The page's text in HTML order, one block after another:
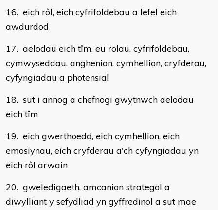
16. eich rôl, eich cyfrifoldebau a lefel eich
awdurdod
17. aelodau eich tîm, eu rolau, cyfrifoldebau,
cymwyseddau, anghenion, cymhellion, cryfderau,
cyfyngiadau a photensial
18. sut i annog a chefnogi gwytnwch aelodau
eich tîm
19. eich gwerthoedd, eich cymhellion, eich
emosiynau, eich cryfderau a'ch cyfyngiadau yn
eich rôl arwain
20. gweledigaeth, amcanion strategol a
diwylliant y sefydliad yn gyffredinol a sut mae